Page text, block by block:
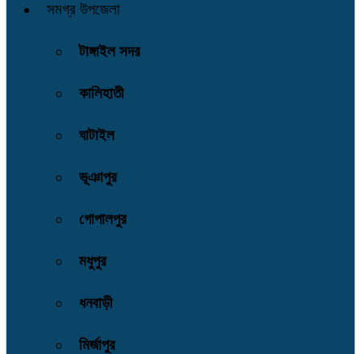
সমগ্র উপজেলা
টাঙ্গাইল সদর
কালিহাতী
ঘাটাইল
ভূঞাপুর
গোপালপুর
মধুপুর
ধনবাড়ী
মির্জাপুর